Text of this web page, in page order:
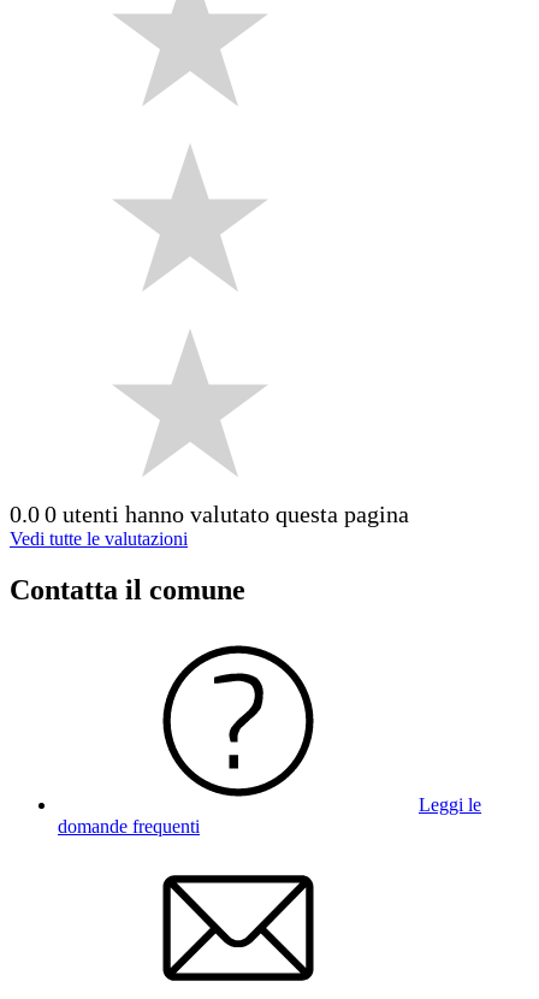
0.00 utenti hanno valutato questa pagina
Vedi tutte le valutazioni
Contatta il comune
Leggi le
domande frequenti